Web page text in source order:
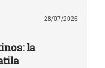
28/07/2026
la